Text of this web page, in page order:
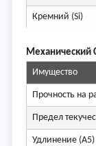
Кремний (Si)
Механический
Имущество
Прочность на
Предел
Удлинение (A5)